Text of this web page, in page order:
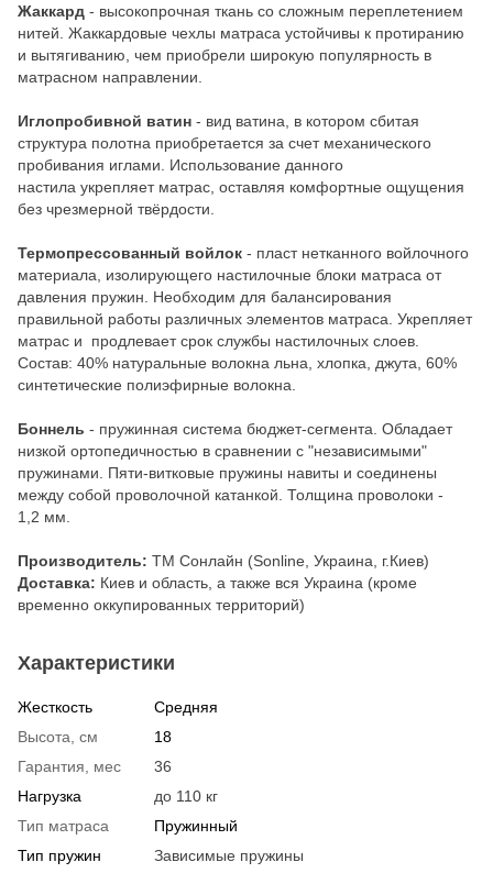
Жаккард - высокопрочная ткань со сложным переплетением
нитей. Жаккардовые чехлы матраса устойчивы к протиранию
и вытягиванию, чем приобрели широкую популярность в
матрасном направлении.
Иглопробивной ватин - вид ватина, в котором сбитая
структура полотна приобретается за счет механического
пробивания иглами. Использование данного
настила укрепляет матрас, оставляя комфортные ощущения
без чрезмерной твёрдости.
Термопрессованный войлок - пласт нетканного войлочного
материала, изолирующего настилочные блоки матраса от
давления пружин. Необходим для балансирования
правильной работы различных элементов матраса. Укрепляет
матрас и продлевает срок службы настилочных слоев.
Состав: 40% натуральные волокна льна, хлопка, джута, 60%
синтетические полиэфирные волокна.
Боннель - пружинная система бюджет-сегмента. Обладает
низкой ортопедичностью в сравнении с "независимыми"
пружинами. Пяти-витковые пружины навиты и соединены
между собой проволочной катанкой. Толщина проволоки -
1,2 мм.
Производитель: ТМ Сонлайн (Sonline, Украина, г.Киев)
Доставка: Киев и область, а также вся Украина (кроме
временно оккупированных территорий)
Характеристики
Жесткость
Средняя
Высота, см
18
Гарантия, мес
36
Нагрузка
до 110 кг
Тип матраса
Пружинный
Тип пружин
Зависимые пружины